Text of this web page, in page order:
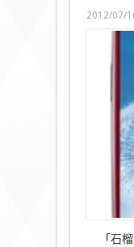
2012/07/
「石榴